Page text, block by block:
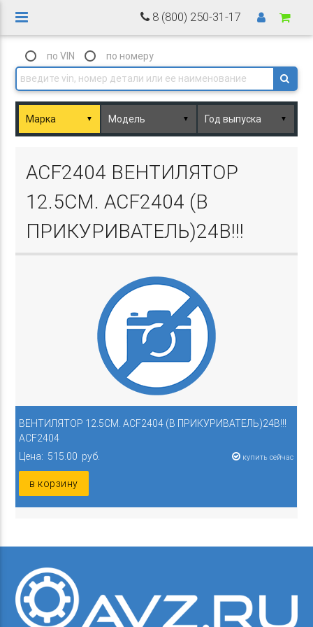
8 (800) 250-31-17
по VIN по номеру
▼ ▼ ▼
ACF2404 ВЕНТИЛЯТОР
12.5СМ. ACF2404 (В
ПРИКУРИВАТЕЛЬ)24В!!!
ВЕНТИЛЯТОР 12.5СМ. ACF2404 (В ПРИКУРИВАТЕЛЬ)24В!!!
ACF2404
Цена: 515.00 руб.
купить сейчас
в корзину